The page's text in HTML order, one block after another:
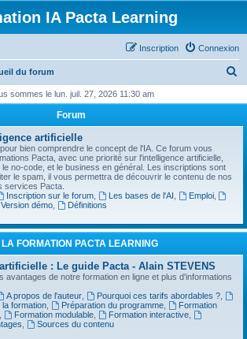
IA Pacta Learning
Connexion
Inscription
du forum
h
e
sommes le lun. juil. 27, 2026 11:30 am
Forum
artificielle
bien comprendre le concept de l'IA. Ce forum vous
Pacta, avec une priorité sur l'intelligence artificielle,
le no-code, et le business en général. Les inscriptions sont
le spam, il vous permettra de découvrir le contenu de nos
services Pacta.
Inscription sur le forum, Les bases de l'AI Emploi,
Version démo,
Définitions
LA FORMATION PACTA LEARNING
: Le guide Pacta - Alain STEVENS
avantages de notre formation en ligne et plus d'informations
A propos de l'auteur, Pourquoi ces tarifs abordables ?,
formation
Préparation du programme,
Formation
Formation modulable, Formation interactive,
Sources du contenu